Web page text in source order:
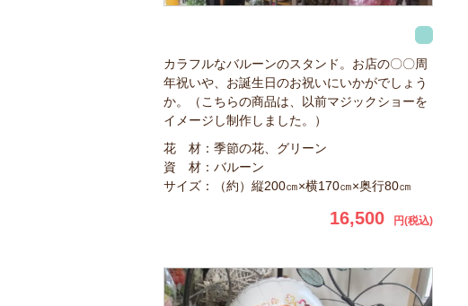
カラフルなバルーンのスタンド。お店の〇〇周
年祝いや、お誕生日のお祝いにいかがでしょう
か。（こちらの商品は、以前マジックショーを
イメージし制作しました。）
花 材：季節の花、グリーン
資 材：バルーン
サイズ：（約）縦200㎝×横170㎝×奥行80㎝
16,500 円(税込)